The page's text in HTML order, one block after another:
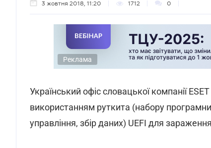
3 жовтня 2018, 11:20 1712 0
Реклама
Український офіс словацької компанії ESET
використанням руткита (набору
управління, збір даних) UEFI для